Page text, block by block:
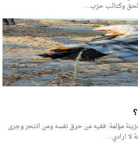
وكتائب حزب…
مؤلمة: ففيه من حرق نفسه ومن انتحر وجرى
لا ارادي…